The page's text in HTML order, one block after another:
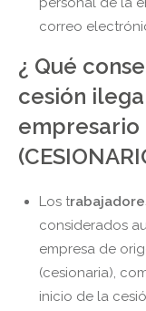
correo
¿ Qué
cesión
Los t
considerados
empresa de
(cesionaria),
inicio de la